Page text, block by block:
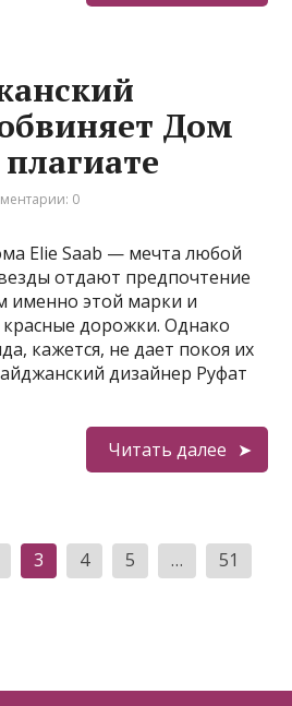
Дом
0
Elie Saab — мечта любой
отдают предпочтение
именно этой марки и
дорожки. Однако
кажется, не дает покоя их
дизайнер Руфат
Читать далее
3 4 5 …
51